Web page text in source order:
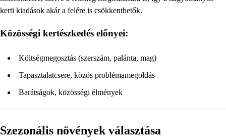
kerti kiadások akár a felére is csökkenthetők.
Közösségi kertészkedés előnyei:
Költségmegosztás (szerszám, palánta, mag)
Tapasztalatcsere, közös problémamegoldás
Barátságok, közösségi élmények
Szezonális növények választása